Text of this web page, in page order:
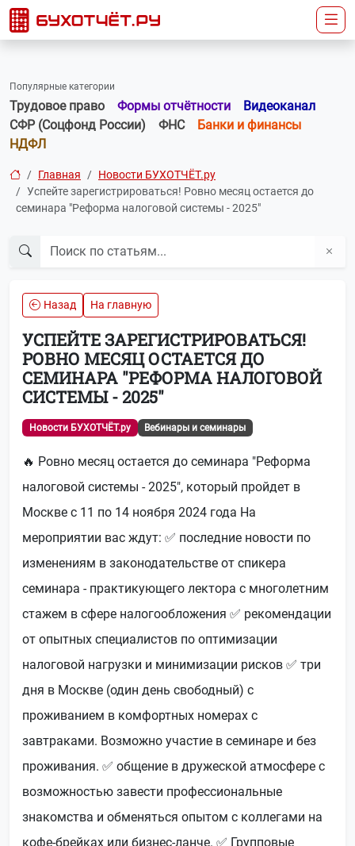
Популярные категории
Трудовое право Формы отчётности
Видеоканал
СФР (Соцфонд России)
ФНС
Банки и финансы
НДФЛ
Главная
Новости БУХОТЧЁТ.ру
Успейте зарегистрироваться! Ровно месяц остается до
семинара "Реформа налоговой системы - 2025"
Назад На главную
УСПЕЙТЕ ЗАРЕГИСТРИРОВАТЬСЯ!
РОВНО МЕСЯЦ ОСТАЕТСЯ ДО
СЕМИНАРА "РЕФОРМА НАЛОГОВОЙ
СИСТЕМЫ - 2025"
Новости БУХОТЧЁТ.ру Вебинары и семинары
🔥 Ровно месяц остается до семинара "Реформа
налоговой системы - 2025", который пройдет в
Москве с 11 по 14 ноября 2024 года На
мероприятии вас ждут: ✅ последние новости по
изменениям в законодательстве от спикера
семинара - практикующего лектора с многолетним
стажем в сфере налогообложения ✅ рекомендации
от опытных специалистов по оптимизации
налоговой нагрузки и минимизации рисков ✅ три
дня в Москве (один день свободный) с
проживанием в комфортных номерах с
завтраками. Возможно участие в семинаре и без
проживания. ✅ общение в дружеской атмосфере с
возможностью завести профессиональные
знакомства и обменяться опытом с коллегами на
кофе-брейках или бизнес-ланче. ✅ Групповые